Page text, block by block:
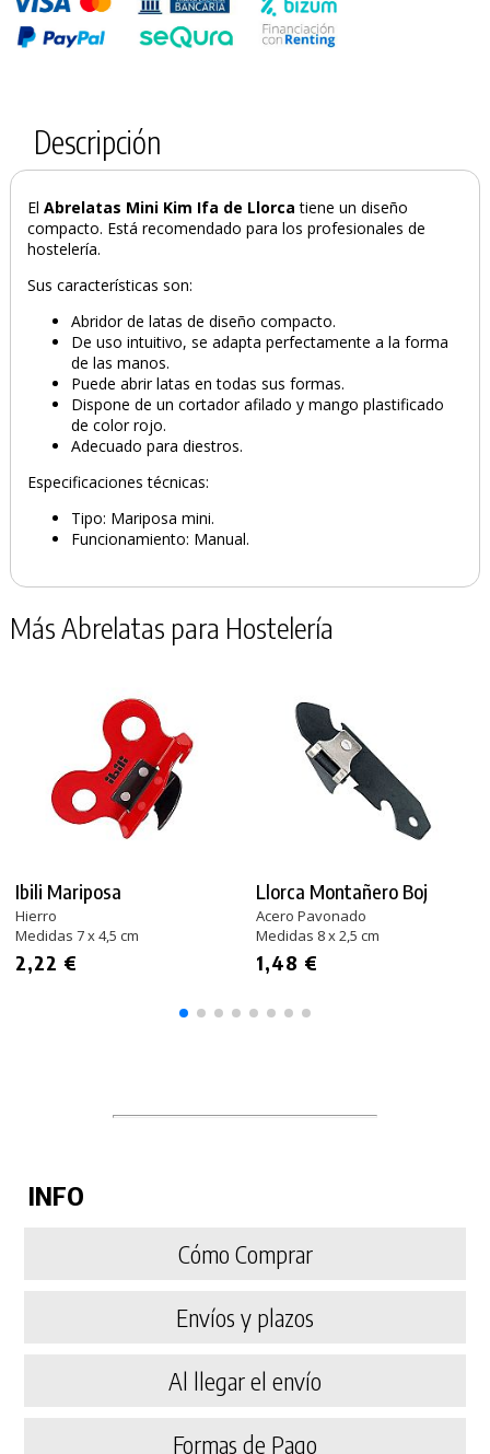
PRODUCTO AÑADIDO AL CARRITO
Descripción
ElAbrelatas Mini Kim Ifa de Llorca tiene un diseño
compacto. Está recomendado para los profesionales de
hostelería.
Sus características son:
Abridor de latas de diseño compacto.
De uso intuitivo, se adapta perfectamente a la forma
de las manos.
Puede abrir latas en todas sus formas.
Dispone de un cortador afilado y mango plastificado
de color rojo.
Adecuado para diestros.
Especificaciones técnicas:
Tipo: Mariposa mini.
Funcionamiento: Manual.
Más Abrelatas para Hostelería
Ibili Mariposa
Hierro
Medidas 7 x 4,5 cm
2,22 €
Llorca Montañero Boj
Acero Pavonado
Medidas 8 x 2,5 cm
1,48 €
INFO
Cómo Comprar
Envíos y plazos
Al llegar el envío
Formas de Pago